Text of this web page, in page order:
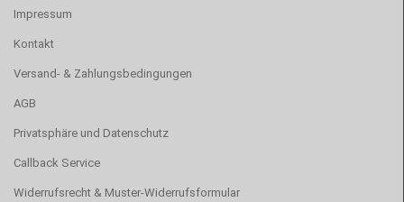
Impressum
Kontakt
Versand- & Zahlungsbedingungen
AGB
Privatsphäre und Datenschutz
Callback Service
Widerrufsrecht & Muster-Widerrufsformular